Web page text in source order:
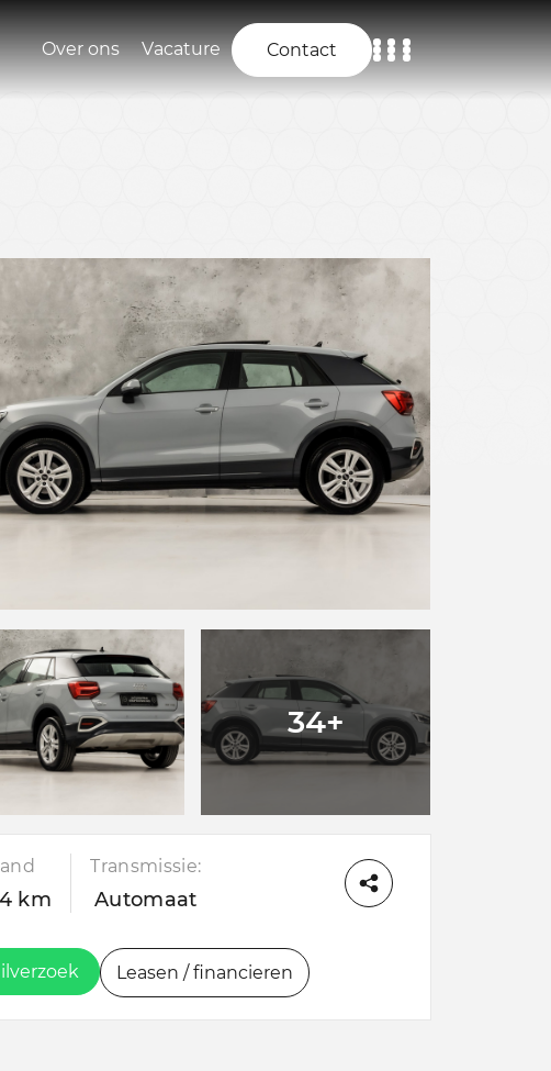
Over ons Vacature Contact
Diensten
Over ons
Vacature
Contact
34+
km
Transmissie:
Automaat
Leasen / financieren